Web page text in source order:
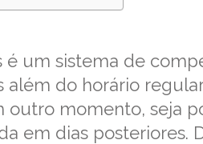
é um sistema de
além do horário
outro momento, seja
em dias posteriores.